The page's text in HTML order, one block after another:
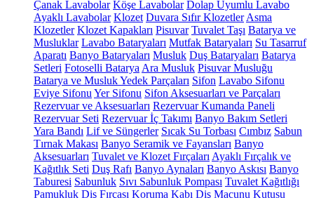
Çanak Lavabolar Köşe Lavabolar Dolap Uyumlu Lavabo
Ayaklı Lavabolar Klozet Duvara Sıfır Klozetler Asma
Klozetler Klozet Kapakları Pisuvar Tuvalet Taşı Batarya ve
Musluklar Lavabo Bataryaları Mutfak Bataryaları Su Tasarruf
Aparatı Banyo Bataryaları Musluk Duş Bataryaları Batarya
Setleri Fotoselli Batarya Ara Musluk Pisuvar Musluğu
Batarya ve Musluk Yedek Parçaları Sifon Lavabo Sifonu
Eviye Sifonu Yer Sifonu Sifon Aksesuarları ve Parçaları
Rezervuar ve Aksesuarları Rezervuar Kumanda Paneli
Rezervuar Seti Rezervuar İç Takımı Banyo Bakım Setleri
Yara Bandı Lif ve Süngerler Sıcak Su Torbası Cımbız Sabun
Tırnak Makası Banyo Seramik ve Fayansları Banyo
Aksesuarları Tuvalet ve Klozet Fırçaları Ayaklı Fırçalık ve
Kağıtlık Seti Duş Rafı Banyo Aynaları Banyo Askısı Banyo
Taburesi Sabunluk Sıvı Sabunluk Pompası Tuvalet Kağıtlığı
Pamukluk Diş Fırçası Koruma Kabı Diş Macunu Kutusu